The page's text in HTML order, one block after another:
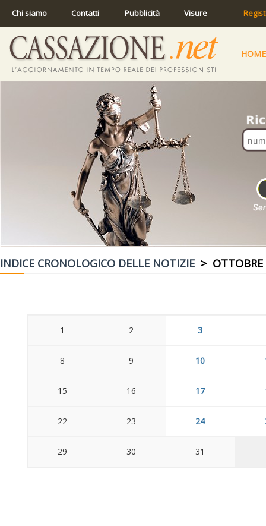
Chi siamo Contatti Pubblicità Visure
HOME
INDICE CRONOLOGICO DELLE NOTIZIE > OTTOBRE
1 2 3
8 9 10
15 16 17
22 23 24
29 30 31